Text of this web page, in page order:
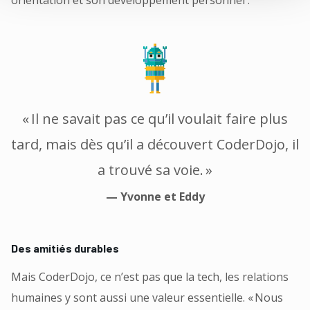
« Il ne savait pas ce qu’il voulait faire plus
tard, mais dès qu’il a découvert CoderDojo, il
a trouvé sa voie. »
— Yvonne et Eddy
Des amitiés durables
Mais CoderDojo, ce n’est pas que la tech, les relations
humaines y sont aussi une valeur essentielle. « Nous